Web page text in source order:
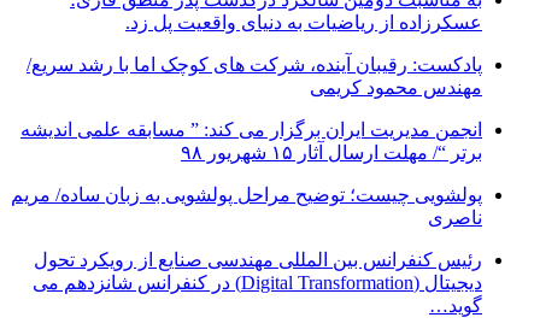
عسکرزاده از ریاضیات به دنیای واقعیت پل زد.
پادکست: رقیبان آینده، شرکت های کوچک اما با رشد سریع/
مهندس محمود کریمی
انجمن مدیریت ایران برگزار می کند: ” مسابقه علمی اندیشه
برتر “/ مهلت ارسال آثار ۱۵ شهریور ۹۸
پولشویی چیست؛ توضیح مراحل پولشویی به زبان ساده/ مریم
ناصری
رئیس کنفرانس بین المللی مهندسی صنایع از رویکرد تحول
دیجیتال (Digital Transformation) در کنفرانس شانزدهم می
گوید…